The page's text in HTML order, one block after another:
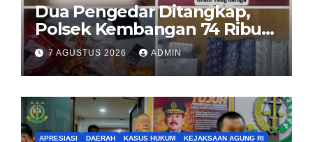
Dua Pengedar Ditangkap,
Polsek Kembangan 74 Ribu
Obat Keras, Sabu Hingga
Puluhan Vape Etomidate
Diamankan
7 AGUSTUS 2026 ADMIN
APRESIASI DAERAH KASUS HUKUM KEJAKSAAN AGUNG RI